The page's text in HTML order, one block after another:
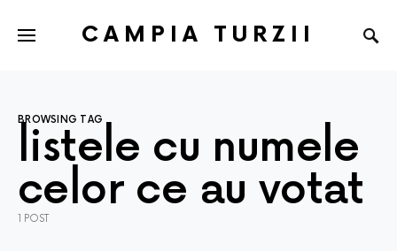
CAMPIA TURZII
BROWSING TAG
listele cu numele
celor ce au votat
1 POST